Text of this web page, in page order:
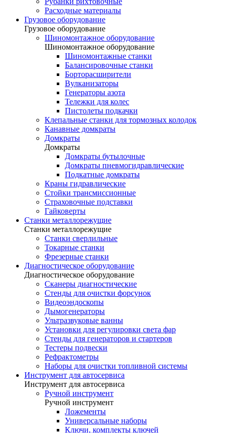
Расходные материалы
Грузовое оборудование
Грузовое оборудование
Шиномонтажное оборудование
Шиномонтажное оборудование
Шиномонтажные станки
Балансировочные станки
Борторасширители
Вулканизаторы
Генераторы азота
Тележки для колес
Пистолеты подкачки
Клепальные станки для тормозных колодок
Канавные домкраты
Домкраты
Домкраты
Домкраты бутылочные
Домкраты пневмогидравлические
Подкатные домкраты
Краны гидравлические
Стойки трансмиссионные
Страховочные подставки
Гайковерты
Станки металлорежущие
Станки металлорежущие
Станки сверлильные
Токарные станки
Фрезерные станки
Диагностическое оборудование
Диагностическое оборудование
Сканеры диагностические
Стенды для очистки форсунок
Видеоэндоскопы
Дымогенераторы
Ультразвуковые ванны
Установки для регулировки света фар
Стенды для генераторов и стартеров
Тестеры подвески
Рефрактометры
Наборы для очистки топливной системы
Инструмент для автосервиса
Инструмент для автосервиса
Ручной инструмент
Ручной инструмент
Ложементы
Универсальные наборы
Ключи, комплекты ключей